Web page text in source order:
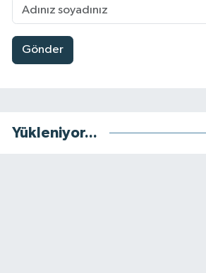
Gönder
Yükleniyor...